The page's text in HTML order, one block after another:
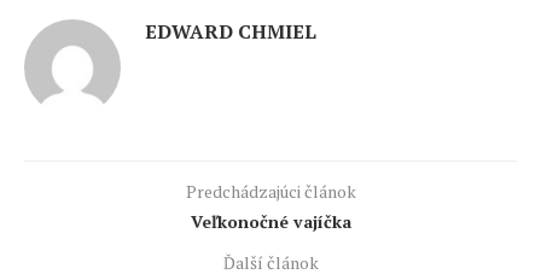
EDWARD CHMIEL
Predchádzajúci článok
Veľkonočné vajíčka
Ďalší článok